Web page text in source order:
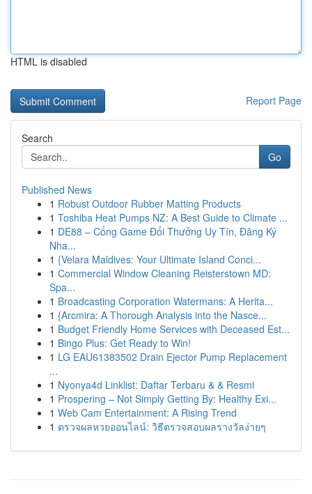
HTML is disabled
Report Page
Search
Go
Published News
1 Robust Outdoor Rubber Matting Products
1 Toshiba Heat Pumps NZ: A Best Guide to Climate ...
1 DE88 – Cổng Game Đổi Thưởng Uy Tín, Đăng Ký
Nha...
1 {Velara Maldives: Your Ultimate Island Conci...
1 Commercial Window Cleaning Reisterstown MD:
Spa...
1 Broadcasting Corporation Watermans: A Herita...
1 {Arcmira: A Thorough Analysis into the Nasce...
1 Budget Friendly Home Services with Deceased Est...
1 Bingo Plus: Get Ready to Win!
1 LG EAU61383502 Drain Ejector Pump Replacement
...
1 Nyonya4d Linklist: Daftar Terbaru & & Resmi
1 Prospering – Not Simply Getting By: Healthy Exi...
1 Web Cam Entertainment: A Rising Trend
1 ตรวจผลหวยออนไลน์: วิธีตรวจสอบผลรางวัลง่ายๆ